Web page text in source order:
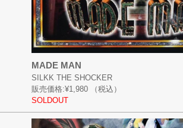
MADE MAN
SILKK THE SHOCKER
販売価格:¥1,980
（税込）
SOLDOUT